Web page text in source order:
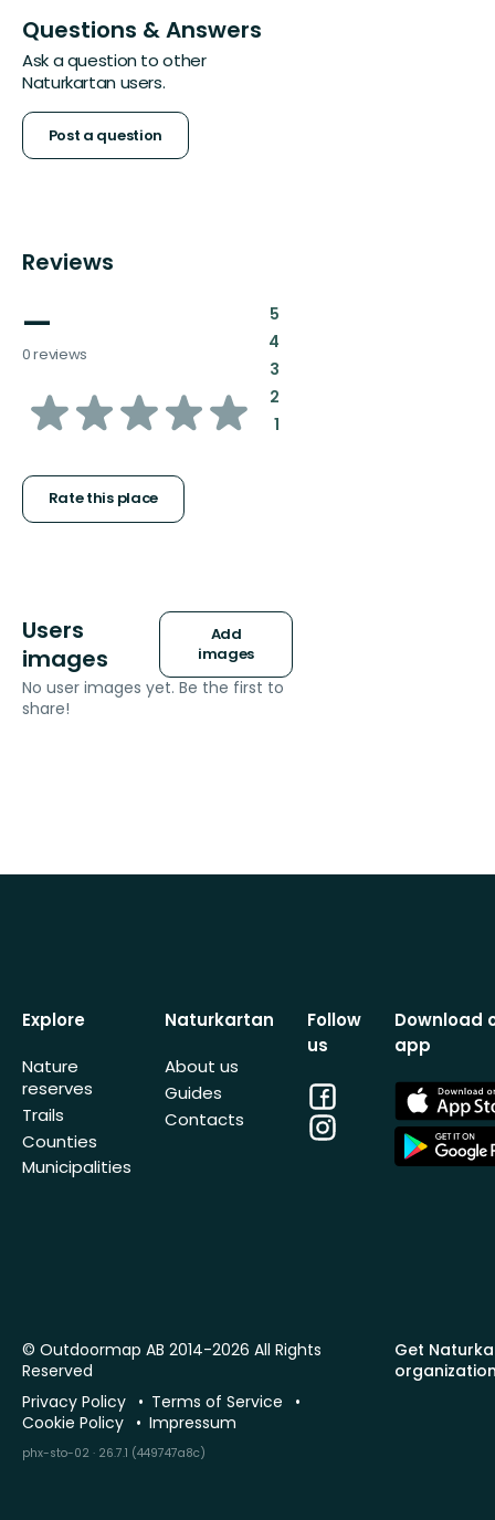
Questions & Answers
Ask a question to other
Naturkartan users.
Post a question
Reviews
—
0 reviews
of
stars
Rate this place
5:
4:
3:
2:
1:
Users
images
Add
images
No user images yet. Be the first to
share!
Explore
Nature
reserves
Trails
Counties
Municipalities
Naturkartan
About us
Guides
Contacts
Follow
us
Facebook
Instagram
Download
app
App
Store
App
Store
Get
© Outdoormap AB 2014-2026 All Rights
Reserved
Privacy Policy
Terms of Service
Cookie Policy
Impressum
phx-sto-02 · 26.7.1 (449747a8c)